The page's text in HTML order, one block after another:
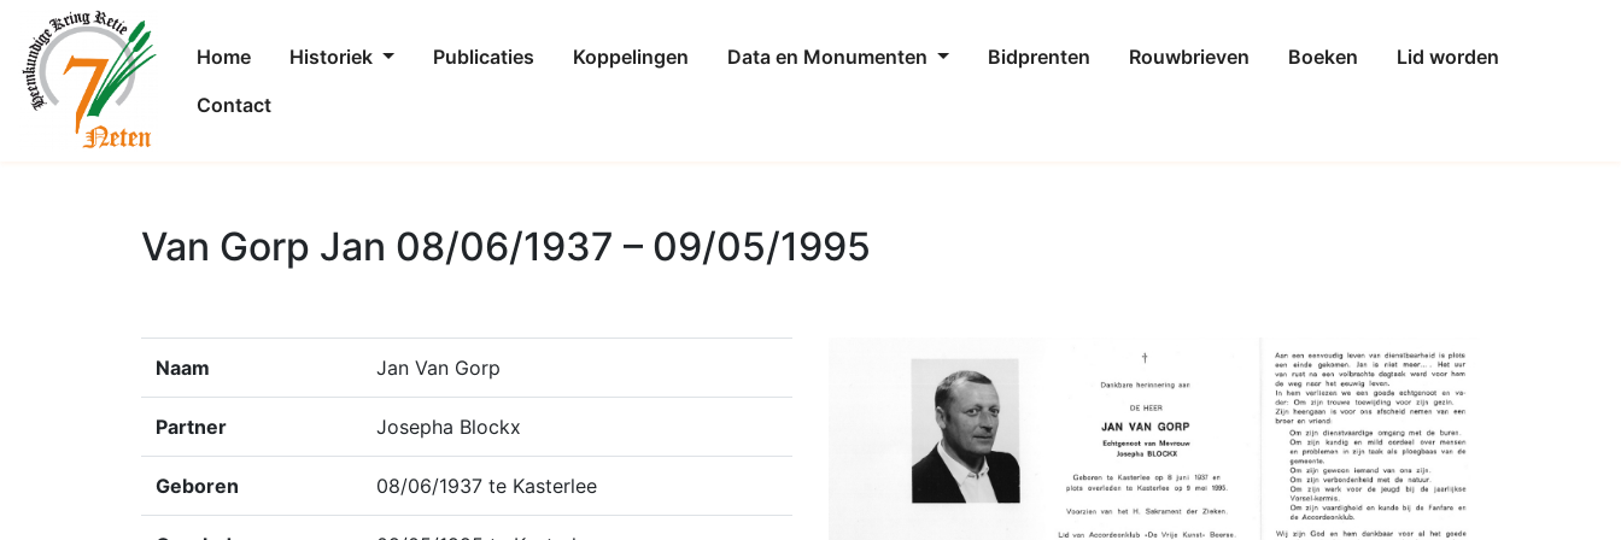
Home Historiek Publicaties Koppelingen Data en Monumenten Bidprenten Rouwbrieven Boeken
Lid worden
Contact
Van Gorp Jan 08/06/1937 – 09/05/1995
Naam Jan Van Gorp
Partner Josepha Blockx
Geboren 08/06/1937 te Kasterlee